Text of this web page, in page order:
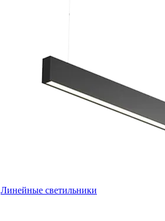
Линейные светильники